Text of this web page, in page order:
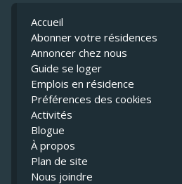
Accueil
Abonner votre résidences
Annoncer chez nous
Guide se loger
Emplois en résidence
Préférences des cookies
Activités
Blogue
À propos
Plan de site
Nous joindre